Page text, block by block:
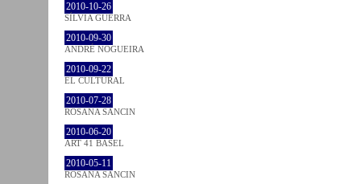
2010-10-26
SÍLVIA GUERRA
2010-09-30
ANDRÉ NOGUEIRA
2010-09-22
EL CULTURAL
2010-07-28
ROSANA SANCIN
2010-06-20
ART 41 BASEL
2010-05-11
ROSANA SANCIN